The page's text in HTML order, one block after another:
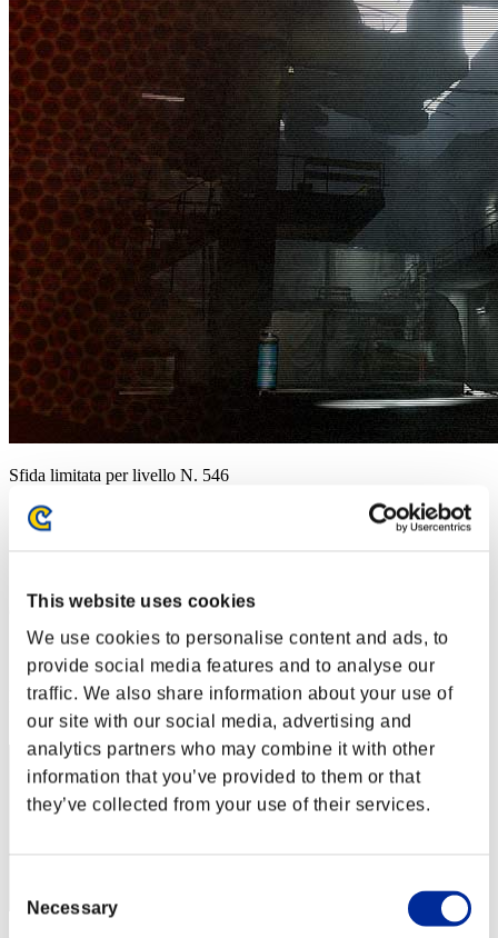
This website uses cookies
We use cookies to personalise content and ads, to
provide social media features and to analyse our
traffic. We also share information about your use of
our site with our social media, advertising and
analytics partners who may combine it with other
information that you’ve provided to them or that
they’ve collected from your use of their services.
Selection
Necessary
Sfida limitata per livello N. 546
Singolo
(Le classifiche sono aggiornate ogni 6 ore)
Classifiche
Posizione
61